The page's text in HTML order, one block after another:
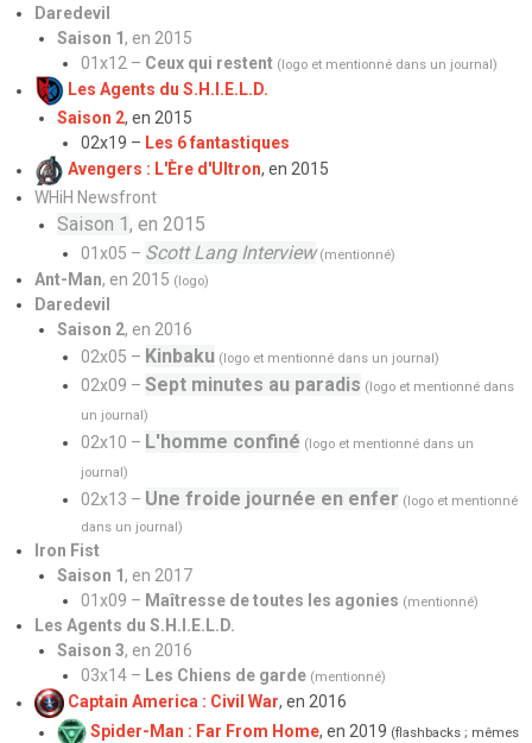
Daredevil
Saison 1, en 2015
​​​​​​​01x12 – Ceux qui restent (logo et mentionné dans un journal)
Les Agents du S.H.I.E.L.D.
Saison 2, en 2015
02x19 – Les 6 fantastiques
Avengers : L'Ère d'Ultron, en 2015
WHiH Newsfront
Saison 1, en 2015
01x05 – Scott Lang Interview (mentionné)
Ant-Man, en 2015 (logo)
Daredevil
Saison 2, en 2016
02x05 – Kinbaku (logo et mentionné dans un journal)
02x09 – Sept minutes au paradis (logo et mentionné dans
un journal)
02x10 – L'homme confiné (logo et mentionné dans un
journal)
02x13 – Une froide journée en enfer (logo et mentionné
dans un journal)
Iron Fist
Saison 1, en 2017
01x09 – Maîtresse de toutes les agonies (mentionné)
Les Agents du S.H.I.E.L.D.
Saison 3, en 2016
03x14 – Les Chiens de garde (mentionné)
Captain America : Civil War, en 2016
Spider-Man : Far From Home, en 2019 (flashbacks ; mêmes